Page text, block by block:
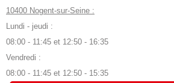
10400 Nogent-sur-Seine :
Lundi - jeudi :
08:00 - 11:45 et 12:50 - 16:35
Vendredi :
08:00 - 11:45 et 12:50 - 15:35